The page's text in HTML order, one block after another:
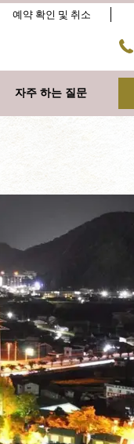
예약 확인 및 취소
자주 하는 질문